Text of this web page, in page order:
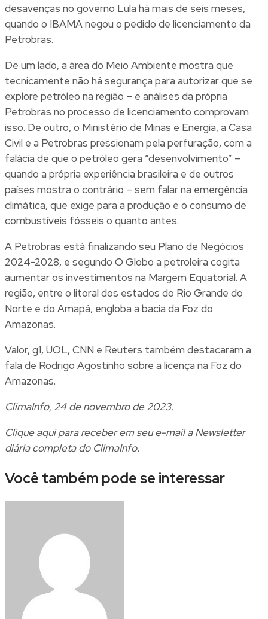
desavenças no governo Lula há mais de seis meses,
quando o IBAMA negou o pedido de licenciamento da
Petrobras.
De um lado, a área do Meio Ambiente mostra que
tecnicamente não há segurança para autorizar que se
explore petróleo na região – e análises da própria
Petrobras no processo de licenciamento comprovam
isso. De outro, o Ministério de Minas e Energia, a Casa
Civil e a Petrobras pressionam pela perfuração, com a
falácia de que o petróleo gera “desenvolvimento” –
quando a própria experiência brasileira e de outros
países mostra o contrário – sem falar na emergência
climática, que exige para a produção e o consumo de
combustíveis fósseis o quanto antes.
A Petrobras está finalizando seu Plano de Negócios
2024-2028, e segundo O Globo a petroleira cogita
aumentar os investimentos na Margem Equatorial. A
região, entre o litoral dos estados do Rio Grande do
Norte e do Amapá, engloba a bacia da Foz do
Amazonas.
Valor, g1, UOL, CNN e Reuters também destacaram a
fala de Rodrigo Agostinho sobre a licença na Foz do
Amazonas.
ClimaInfo, 24 de novembro de 2023.
Cliqueaquipara receber em seu e-mail a Newsletter
diária completa do ClimaInfo.
Você também pode se interessar